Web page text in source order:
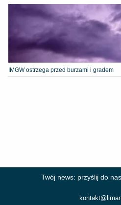
IMGW ostrzega przed burzami i gradem
Twój news: przyślij do